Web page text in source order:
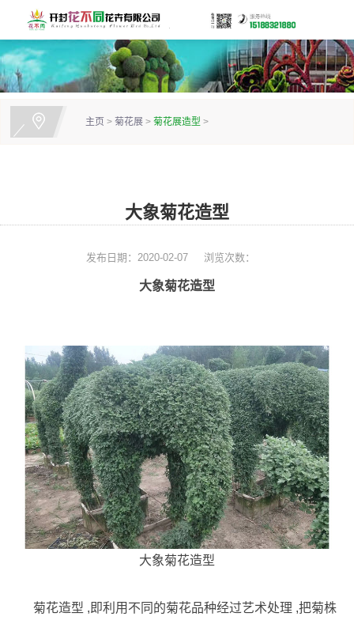
主页 > 菊花展 > 菊花展造型 >
大象菊花造型
发布日期：2020-02-07 浏览次数：
大象菊花造型
大象菊花造型
菊花造型 ,即利用不同的菊花品种经过艺术处理 ,把菊株